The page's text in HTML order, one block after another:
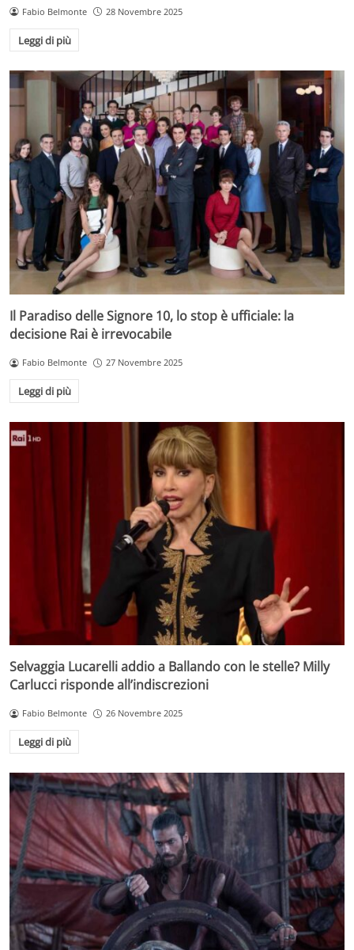
Fabio Belmonte 28 Novembre 2025
Leggi di più
Il Paradiso delle Signore 10, lo stop è ufficiale: la
decisione Rai è irrevocabile
Fabio Belmonte 27 Novembre 2025
Leggi di più
Selvaggia Lucarelli addio a Ballando con le stelle? Milly
Carlucci risponde all’indiscrezioni
Fabio Belmonte 26 Novembre 2025
Leggi di più